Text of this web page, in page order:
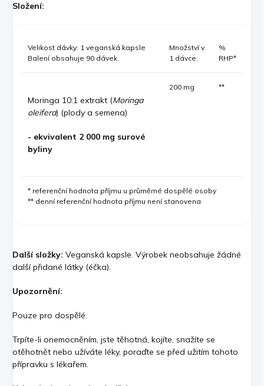
Složení:
Velikost dávky: 1 veganská kapsle
Balení obsahuje 90 dávek.
Množství v
1 dávce:
%
RHP*
Moringa 10:1 extrakt (Moringa
oleifera) (plody a semena)
- ekvivalent 2 000 mg surové
byliny
200 mg **
* referenční hodnota příjmu u průměrné dospělé osoby
** denní referenční hodnota příjmu není stanovena
Další složky: Veganská kapsle. Výrobek neobsahuje žádné
další přidané látky (éčka).
Upozornění:
Pouze pro dospělé.
Trpíte-li onemocněním, jste těhotná, kojíte, snažíte se
otěhotnět nebo užíváte léky, poraďte se před užitím tohoto
přípravku s lékařem.